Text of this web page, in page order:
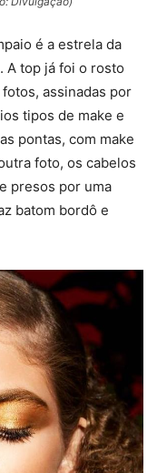
é a estrela da
A top já foi o rosto
assinadas por
tipos de make e
pontas, com make
foto, os cabelos
presos por uma
batom bordô e